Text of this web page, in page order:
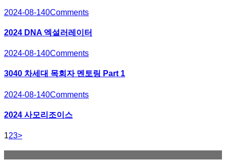
2024-08-140Comments
2024 DNA 엑설러레이터
2024-08-140Comments
3040 차세대 목회자 멘토링 Part 1
2024-08-140Comments
2024 사모리조이스
글
페
Page
1Page
2Page
3>